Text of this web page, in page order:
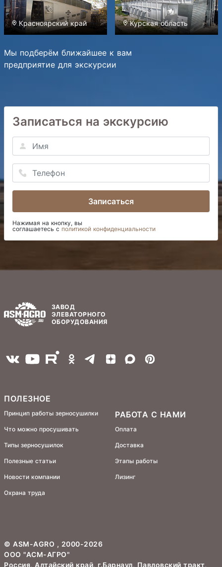
Красноярский край Курская область
Мы подберём ближайшее к вам
предприятие для экскурсии
Записаться на экскурсию
Записаться
Нажимая на кнопку, вы
соглашаетесь с политикой конфиденциальности
ЗАВОД
ЭЛЕВАТОРНОГО
ОБОРУДОВАНИЯ
ПОЛЕЗНОЕ
Принцип работы зерносушилки
Что можно просушивать
Типы зерносушилок
Полезные статьи
Новости компании
Охрана труда
РАБОТА С НАМИ
Оплата
Доставка
Этапы работы
Лизинг
© ASM-AGRO , 2000-2026
ООО "АСМ-АГРО"
Россия, Алтайский край, г.Барнаул, Павловский тракт,